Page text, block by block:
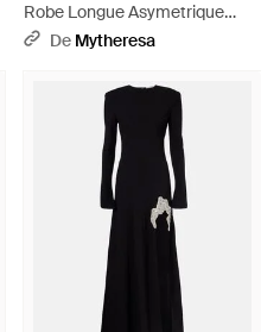
Robe Longue Asymetrique
Jade - Bleu
De Mytheresa